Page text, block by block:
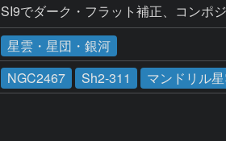
SI9でダーク・フラット補正、コンポ
星雲・星団・銀河
NGC2467 Sh2-311 マンドリル